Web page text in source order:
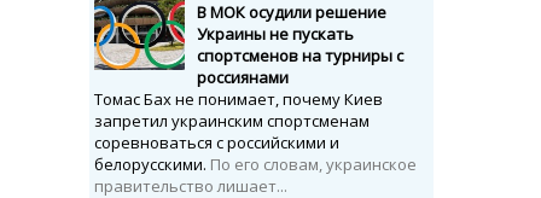
В МОК осудили решение
Украины не пускать
спортсменов на турниры с
россиянами
Томас Бах не понимает, почему Киев
запретил украинским спортсменам
соревноваться с российскими и
белорусскими. По его словам, украинское
правительство лишает...